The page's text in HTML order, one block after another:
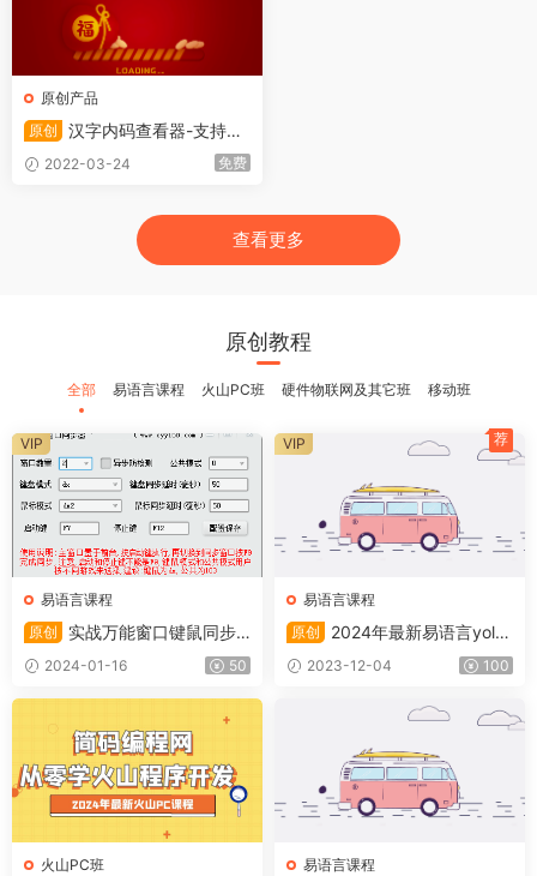
原创产品
原创
汉字内码查看器-支持GB
C区位码,GBK码,Unicode码,可
以用于输入
2022-03-24 免费
查看更多
原创教程
全部 易语言课程 火山PC班 硬件物联网及其它班 移动班
易语言课程
原创
实战万能窗口键鼠同步
器(2015)
2024-01-16 50
VIP
易语言课程
原创
2024年最新易语言yolo
实战课程
2023-12-04 100
VIP 荐
火山PC班
易语言课程